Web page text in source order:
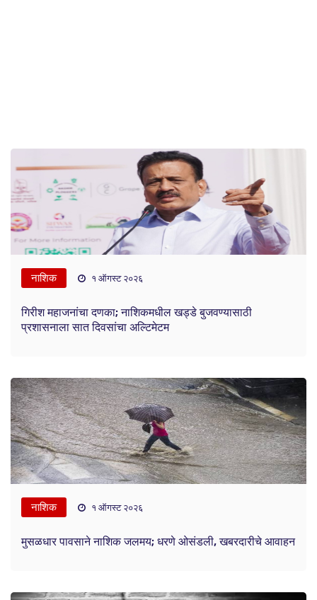
नाशिक १ ऑगस्ट २०२६
गिरीश महाजनांचा दणका; नाशिकमधील खड्डे बुजवण्यासाठी
प्रशासनाला सात दिवसांचा अल्टिमेटम
नाशिक १ ऑगस्ट २०२६
मुसळधार पावसाने नाशिक जलमय; धरणे ओसंडली, खबरदारीचे आवाहन